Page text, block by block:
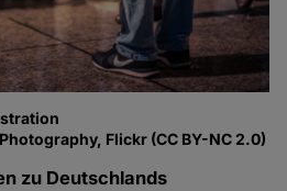
Flickr (CC BY-NC 2.0)
zu Deutschlands